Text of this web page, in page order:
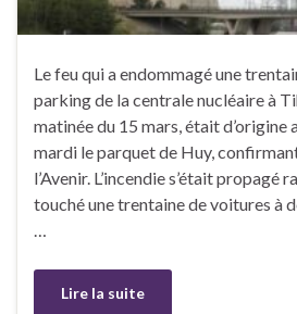
Le feu qui a endommagé une
parking de la centrale nucléaire à
matinée du 15 mars, était d’origine
mardi le parquet de Huy,
l’Avenir. L’incendie s’était propagé
touché une trentaine de voitures à
…
Lire la suite